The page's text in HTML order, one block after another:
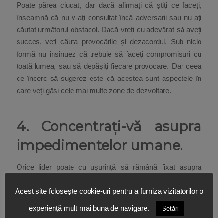
Poate părea ciudat, dar dacă afirmați că știți ce faceți,
înseamnă că nu v-ați consultat încă adversarii sau nu ați
căutat următorul obstacol. Dacă vreți cu adevărat să aveți
succes, veți căuta provocările și dezacordul. Sub nicio
formă nu insinuez că trebuie să faceți compromisuri cu
toată lumea, sau să depășiți fiecare provocare. Dar ceea
ce încerc să sugerez este că acestea sunt aspectele în
care veți găsi cele mai multe zone de dezvoltare.
4. Concentrați-vă asupra
impedimentelor umane.
Orice lider poate cu ușurință să rămână fixat asupra
business și, firește, contează. Dar, dacă nu înțelegem cu
adevărat toate aspectele care afectează oamenii și modul
în care putem influența pozitiv oamenii, nu vom descoperi
Acest site folosește cookie-uri pentru a furniza vizitatorilor o
experiență mult mai buna de navigare. Setări